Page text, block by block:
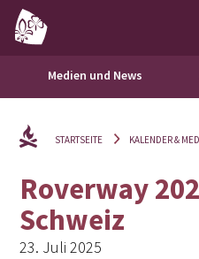
Medien und News
STARTSEITE KALENDER &
Roverway
Schweiz
23. Juli 2025